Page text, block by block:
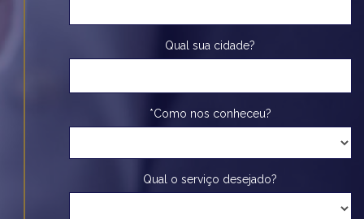
Qual sua cidade?
*Como nos conheceu?
Qual o serviço desejado?